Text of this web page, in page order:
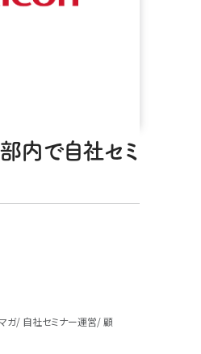
内で自社セミ
ガ 自社セミナー運営 顧